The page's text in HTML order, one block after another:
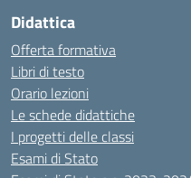
Didattica
Offerta formativa
Libri di testo
Orario lezioni
Le schede didattiche
I progetti delle classi
Esami di Stato